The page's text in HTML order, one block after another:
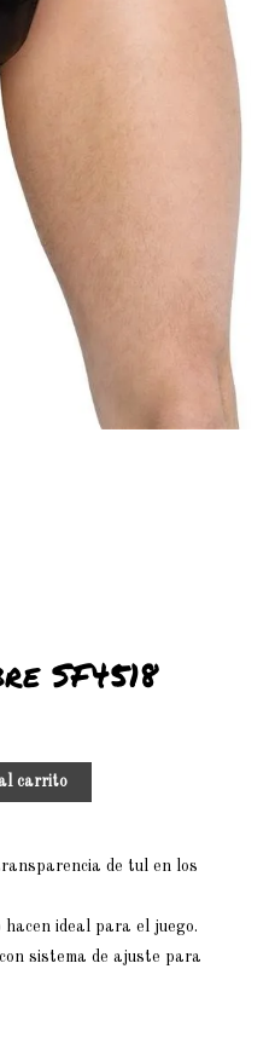
SF4518
carrito
de tul en los
ideal para el juego.
sistema de ajuste para